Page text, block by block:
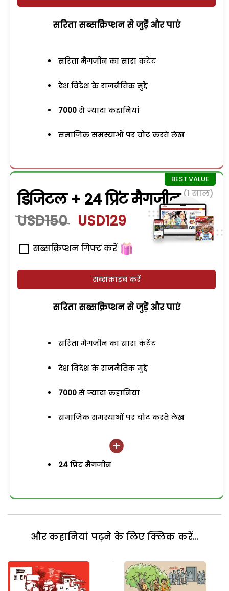
सरिता सब्सक्रिप्शन से जुड़ेें और पाएं
सरिता मैगजीन का सारा कंटेंट
देश विदेश के राजनैतिक मुद्दे
7000 से ज्यादा कहानियां
समाजिक समस्याओं पर चोट करते लेख
डिजिटल + 24 प्रिंट मैगजीन (1 साल)
USD150 USD129
सब्सक्रिप्शन गिफ्ट करें
सब्सक्राइब करें
सरिता सब्सक्रिप्शन से जुड़ेें और पाएं
सरिता मैगजीन का सारा कंटेंट
देश विदेश के राजनैतिक मुद्दे
7000 से ज्यादा कहानियां
समाजिक समस्याओं पर चोट करते लेख
24 प्रिंट मैगजीन
और कहानियां पढ़ने के लिए क्लिक करें...